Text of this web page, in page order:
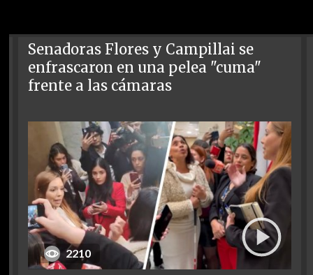
Senadoras Flores y Campillai se
enfrascaron en una pelea "cuma"
frente a las cámaras
2210